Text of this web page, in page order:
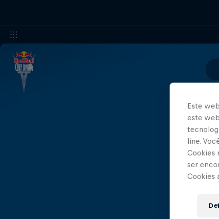
Este
este
line.
Cookies
ser
Cookies